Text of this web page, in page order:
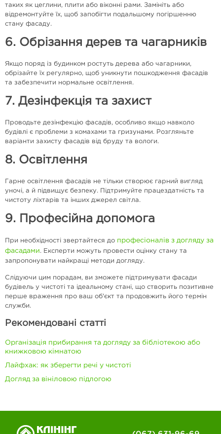
таких як цеглини, плити або віконні рами. Замініть або
відремонтуйте їх, щоб запобігти подальшому погіршенню
стану фасаду.
6. Обрізання дерев та чагарників
Якщо поряд із будинком ростуть дерева або чагарники,
обрізайте їх регулярно, щоб уникнути пошкодження фасадів
та забезпечити нормальне освітлення.
7. Дезінфекція та захист
Проводьте дезінфекцію фасадів, особливо якщо навколо
будівлі є проблеми з комахами та гризунами. Розгляньте
варіанти захисту фасадів від бруду та вологи.
8. Освітлення
Гарне освітлення фасадів не тільки створює гарний вигляд
уночі, а й підвищує безпеку. Підтримуйте працездатність та
чистоту ліхтарів та інших джерел світла.
9. Професійна допомога
При необхідності звертайтеся до професіоналів з догляду за
фасадами. Експерти можуть провести оцінку стану та
запропонувати найкращі методи догляду.
Слідуючи цим порадам, ви зможете підтримувати фасади
будівель у чистоті та ідеальному стані, що створить позитивне
перше враження про ваш об'єкт та продовжить його термін
служби.
Рекомендовані статті
Організація прибирання та догляду за бібліотекою або
книжковою кімнатою
Лайфхак: як зберегти речі у чистоті
Догляд за вініловою підлогою